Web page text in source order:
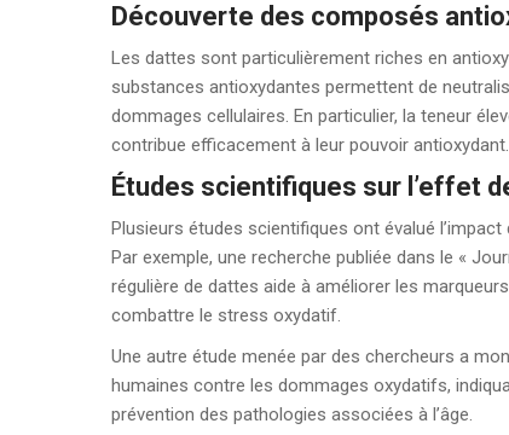
Découverte des composés
Les dattes sont particulièrement riches en
substances antioxydantes permettent de
dommages cellulaires. En particulier, la teneur
contribue efficacement à leur pouvoir antioxydant.
Études scientifiques sur l’effet
Plusieurs études scientifiques ont évalué
Par exemple, une recherche publiée dans le «
régulière de dattes aide à améliorer les
combattre le stress oxydatif.
Une autre étude menée par des chercheurs a
humaines contre les dommages oxydatifs,
prévention des pathologies associées à l’âge.